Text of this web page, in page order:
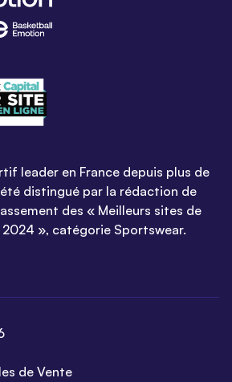
leader en France depuis plus de
distingué par la rédaction de
des « Meilleurs sites de
», catégorie Sportswear.
de Vente